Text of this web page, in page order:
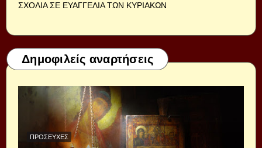
ΣΧΟΛΙΑ ΣΕ ΕΥΑΓΓΕΛΙΑ ΤΩΝ ΚΥΡΙΑΚΩΝ
Δημοφιλείς αναρτήσεις
ΠΡΟΣΕΥΧΈΣ